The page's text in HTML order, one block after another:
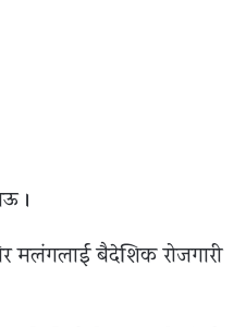
।
मलंगलाई बैदेशिक रोजगारी